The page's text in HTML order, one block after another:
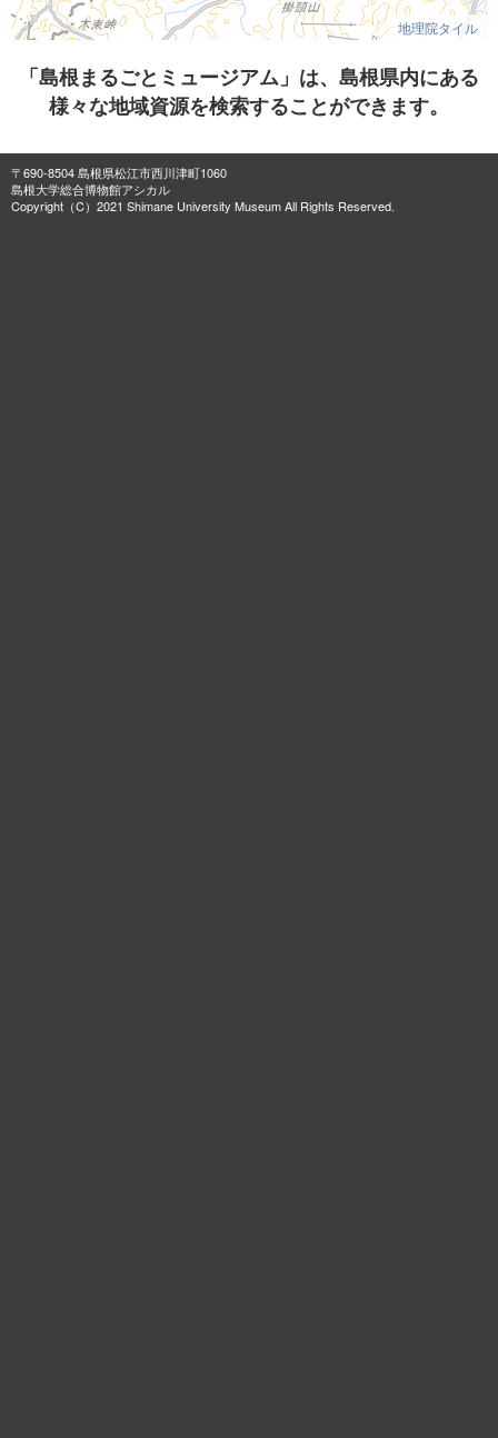
地理院タイル
「島根まるごとミュージアム」は、島根県内にある
様々な地域資源を検索することができます。
〒690-8504 島根県松江市西川津町1060
島根大学総合博物館アシカル
Copyright（C）2021 Shimane University Museum All Rights Reserved.